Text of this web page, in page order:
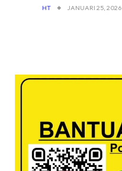
HT JANUARI 25, 2026